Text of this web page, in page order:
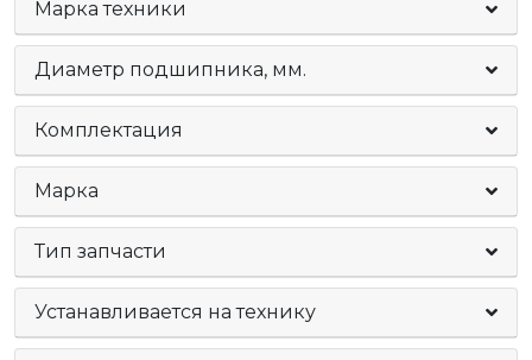
Марка техники
Диаметр подшипника, мм.
Комплектация
Марка
Тип запчасти
Устанавливается на технику